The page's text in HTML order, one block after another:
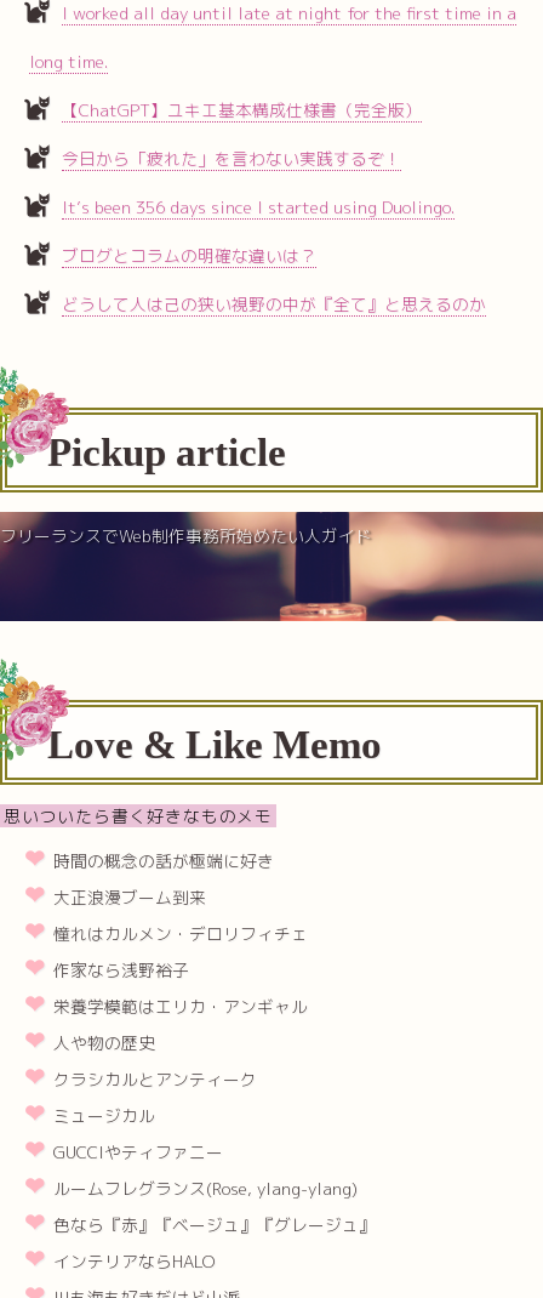
I worked all day until late at night for the first time in a
long time.
【ChatGPT】ユキエ基本構成仕様書（完全版）
今日から「疲れた」を言わない実践するぞ！
It’s been 356 days since I started using Duolingo.
ブログとコラムの明確な違いは？
どうして人は己の狭い視野の中が『全て』と思えるのか
Pickup article
フリーランスでWeb制作事務所始めたい人ガイド
Love & Like Memo
思いついたら書く好きなものメモ
時間の概念の話が極端に好き
大正浪漫ブーム到来
憧れはカルメン・デロリフィチェ
作家なら浅野裕子
栄養学模範はエリカ・アンギャル
人や物の歴史
クラシカルとアンティーク
ミュージカル
GUCCIやティファニー
ルームフレグランス(Rose, ylang-ylang)
色なら『赤』『ベージュ』『グレージュ』
インテリアならHALO